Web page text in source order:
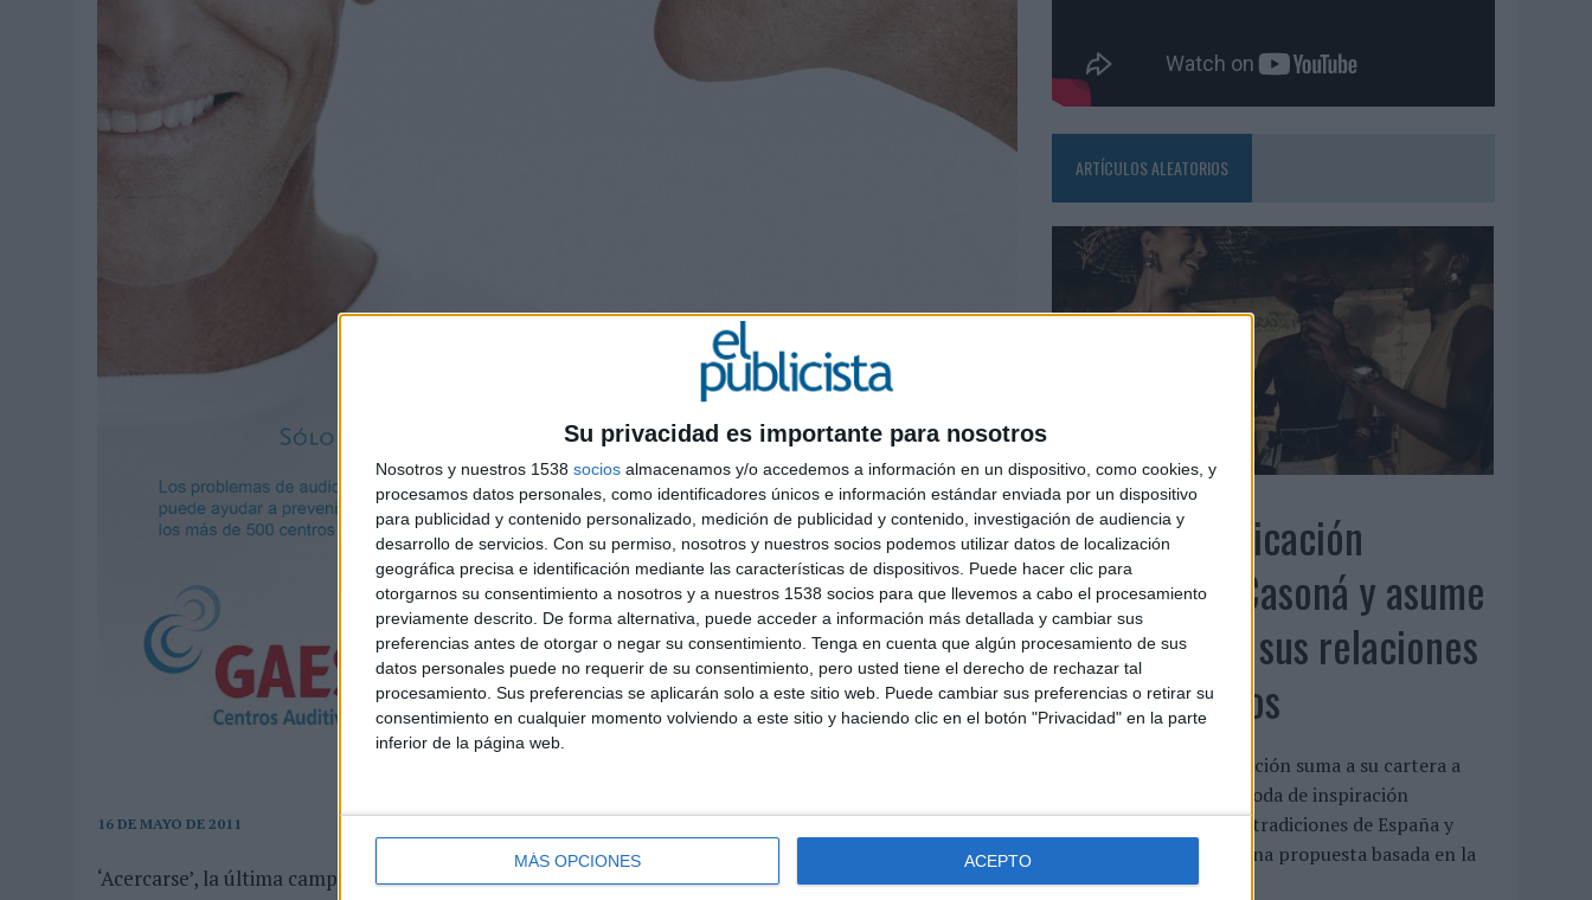
Su privacidad es importante para nosotros
Nosotros y nuestros 1538 socios almacenamos y/o accedemos a información en un dispositivo, como cookies, y
procesamos datos personales, como identificadores únicos e información estándar enviada por un dispositivo
para publicidad y contenido personalizado, medición de publicidad y contenido, investigación de audiencia y
desarrollo de servicios. Con su permiso, nosotros y nuestros socios podemos utilizar datos de localización
geográfica precisa e identificación mediante las características de dispositivos. Puede hacer clic para
otorgarnos su consentimiento a nosotros y a nuestros 1538 socios para que llevemos a cabo el procesamiento
previamente descrito. De forma alternativa, puede acceder a información más detallada y cambiar sus
preferencias antes de otorgar o negar su consentimiento. Tenga en cuenta que algún procesamiento de sus
datos personales puede no requerir de su consentimiento, pero usted tiene el derecho de rechazar tal
procesamiento. Sus preferencias se aplicarán solo a este sitio web. Puede cambiar sus preferencias o retirar su
consentimiento en cualquier momento volviendo a este sitio y haciendo clic en el botón "Privacidad" en la parte
inferior de la página web.
MÁS OPCIONES ACEPTO
CAPAZ, LA CERVEZA QUE CONVIERTE CADA BOTELLA EN UNA OPORTUNIDAD DE INCLUSIÓN
PATRÓN CONVIERTE EL NUEVO SINGLE DE ARÓN PIPER EN UNA EXPERIENCIA DE MARCA EN IBIZA
16 DE MAYO DE 2011
‘Acercarse’, la última campaña de GAES diseñada por la agencia Pavlov
ARTÍCULOS ALEATORIOS
05/08/2026
Fabra Comunicación
incorpora a Casoná y asume
la gestión de sus relaciones
con los medios
La agencia de comunicación suma a su cartera a
Casoná, una firma de moda de inspiración
resortwear que une las tradiciones de España y
Venezuela a través de una propuesta basada en la
artesanía, el...